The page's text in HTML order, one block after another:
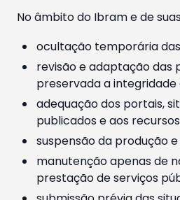
No âmbito do Ibram e de
ocultação temporária
revisão e adaptação das
preservada a
adequação dos portais,
publicados e aos
suspensão da produção
manutenção apenas de
prestação de serviços